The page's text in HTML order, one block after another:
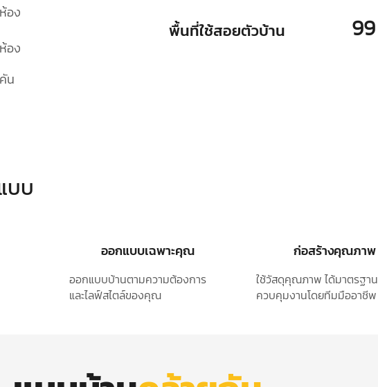
ห้อง
ห้อง
คัน
พื้นที่ใช้สอยตัวบ้าน 99
บบ
ออกแบบเฉพาะคุณ
ออกแบบบ้านตามความต้องการ
และไลฟ์สไตล์ของคุณ
ก่อสร้างคุณภาพ
ใช้วัสดุคุณภาพ ได้มาตรฐาน
ควบคุมงานโดยทีมมืออาชีพ